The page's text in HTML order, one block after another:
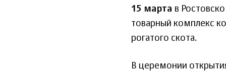
15 марта в
товарный комплекс
рогатого скота.
В церемонии